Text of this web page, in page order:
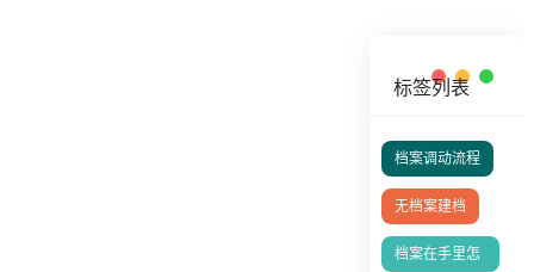
标签列表
档案调动流程
无档案建档
档案在手里怎